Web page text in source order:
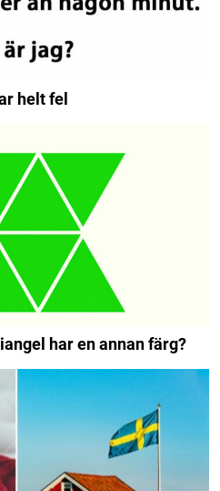
helt fel
har en annan färg?